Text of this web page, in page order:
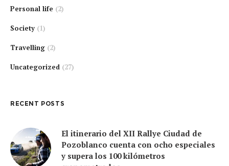
Personal life (2)
Society (1)
Travelling (2)
Uncategorized (27)
RECENT POSTS
El itinerario del XII Rallye Ciudad de
Pozoblanco cuenta con ocho especiales
y supera los 100 kilómetros